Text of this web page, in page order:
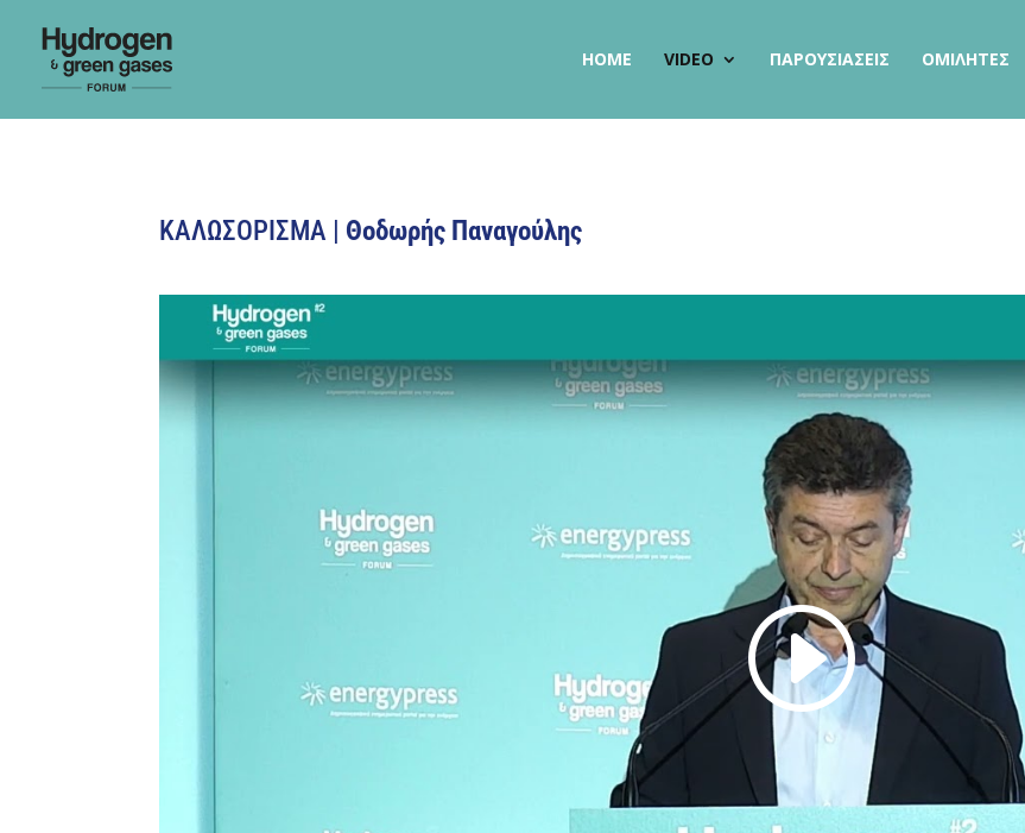
HOME VIDEO ΠΑΡΟΥΣΙΑΣΕΙΣ ΟΜΙΛΗΤΕΣ
ΚΑΛΩΣΟΡΙΣΜΑ | Θοδωρής Παναγούλης